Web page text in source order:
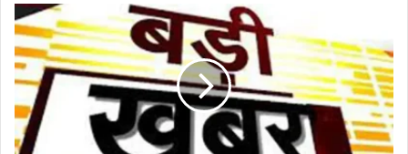
रहा
है
सबसे
सस्ता
लोन,
यहां
करें
चेक
सुबह
से
लेकर
देर
रात
तक
की
हर